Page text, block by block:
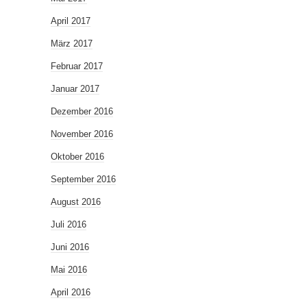
April 2017
März 2017
Februar 2017
Januar 2017
Dezember 2016
November 2016
Oktober 2016
September 2016
August 2016
Juli 2016
Juni 2016
Mai 2016
April 2016